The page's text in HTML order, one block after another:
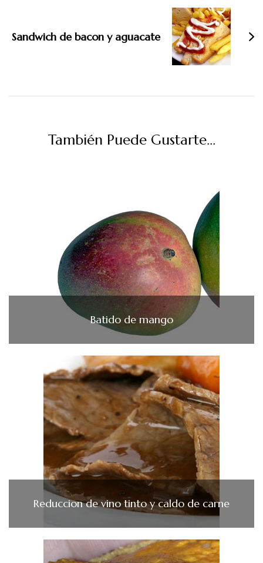
Sandwich de bacon y aguacate
También Puede Gustarte...
Batido de mango
Reduccion de vino tinto y caldo de carne